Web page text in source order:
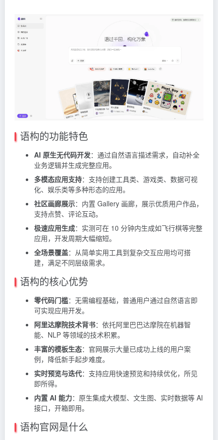
语构的功能特色
AI 原生无代码开发：通过自然语言描述需求，自动补全
业务逻辑并生成完整应用。
多模态应用支持：支持创建工具类、游戏类、数据可视
化、娱乐类等多种形态的应用。
社区画廊展示：内置 Gallery 画廊，展示优质用户作品，
支持点赞、评论互动。
极速应用生成：实测可在 10 分钟内生成如飞行棋等完整
应用，开发周期大幅缩短。
全场景覆盖：从简单实用工具到复杂交互应用均可搭
建，满足不同层级需求。
语构的核心优势
零代码门槛：无需编程基础，普通用户通过自然语言即
可实现应用开发。
阿里达摩院技术背书：依托阿里巴巴达摩院在机器智
能、NLP 等领域的技术积累。
丰富的模板生态：官网展示大量已成功上线的用户案
例，降低新手起步难度。
实时预览与迭代：支持应用快速预览和持续优化，所见
即所得。
内置 AI 能力：原生集成大模型、文生图、实时数据等 AI
接口，开箱即用。
语构官网是什么